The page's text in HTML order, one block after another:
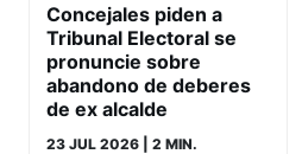
Concejales piden a
Tribunal Electoral se
pronuncie sobre
abandono de deberes
de ex alcalde
23 JUL 2026 | 2 MIN.